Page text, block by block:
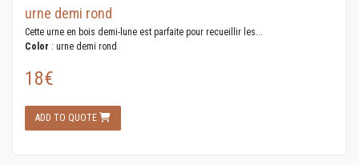
urne demi rond
Cette urne en bois demi-lune est parfaite pour recueillir les...
Color : urne demi rond
18€
ADD TO QUOTE